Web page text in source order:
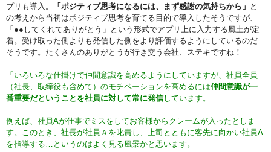
プリも導入。
「ポジティブ思考になるには、まず感謝の気持ちから」 と
の考えから当初はポジティブ思考を育てる目的で導入したそうですが、
「●●してくれてありがとう」という形式でアプリ上に入力する風土が定
着。受け取った側よりも発信した側をより評価するようにしているのだ
そうです。たくさんのありがとうが行き交う会社、ステキですね！
「いろいろな仕掛けで仲間意識を高めるようにしていますが、社員全員
（社長、取締役も含めて）のモチベーションを高めるには仲間意識が一
番重要だということを社員に対して常に発信しています。
例えば、社員Aが仕事でミスをしてお客様からクレームが入ったとしま
す。このとき、社長が社員Ａを叱責し、上司とともに客先に向かい社員A
を指導する…というのはよく見る風景かと思います。